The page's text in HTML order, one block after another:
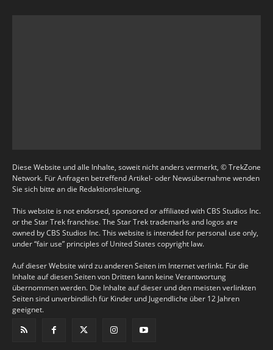
Diese Website und alle Inhalte, soweit nicht anders vermerkt, © TrekZone
Network. Für Anfragen betreffend Artikel- oder Newsübernahme wenden
Sie sich bitte an die Redaktionsleitung.
This website is not endorsed, sponsored or affiliated with CBS Studios Inc.
or the Star Trek franchise. The Star Trek trademarks and logos are
owned by CBS Studios Inc. This website is intended for personal use only,
under “fair use” principles of United States copyright law.
Auf dieser Website wird zu anderen Seiten im Internet verlinkt. Für die
Inhalte auf diesen Seiten von Dritten kann keine Verantwortung
übernommen werden. Die Inhalte auf dieser und den meisten verlinkten
Seiten sind unverbindlich für Kinder und Jugendliche über 12 Jahren
geeignet.